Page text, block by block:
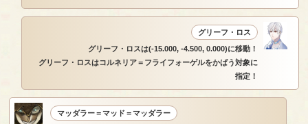
グリーフ・ロス
グリーフ・ロスは(-15.000, -4.500, 0.000)に移動！
グリーフ・ロスはコルネリア＝フライフォーゲルをかばう対象に
指定！
マッダラー＝マッド＝マッダラー